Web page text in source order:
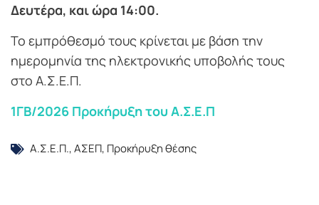
Δευτέρα, και ώρα 14:00.
Το εμπρόθεσμό τους κρίνεται με βάση την
ημερομηνία της ηλεκτρονικής υποβολής τους
στο Α.Σ.Ε.Π.
1ΓΒ/2026 Προκήρυξη του Α.Σ.Ε.Π
Α.Σ.Ε.Π.,ΑΣΕΠ, Προκήρυξη θέσης